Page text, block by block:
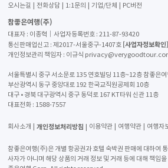
오시는길 전화상담 1:1문의 기업/단체 PC버전
참좋은여행(주)
대표자 : 이종혁│사업자등록번호 : 211-87-93420
통신판매업신고 : 제2017-서울중구-1407호 [사업자정보확인]
개인정보관리 책임자 : 이규식
서울특별시 중구 서소문로 135 연호빌딩 11층~12층 참좋은여
부산광역시 동구 중앙대로 192 한국교직원공제회 10층
대구 • 경북 대구광역시 중구 동덕로 167 KT타워 신관 11층
대표전화 : 1588-7557
회사소개 개인정보처리방침 이용약관 여행약관 여행자
참좋은여행(주)은 개별 항공권과 호텔 숙박권 판매에 대하여
사자가 아니며 해당 상품의 거래 정보 및 거래 등에 대해 책